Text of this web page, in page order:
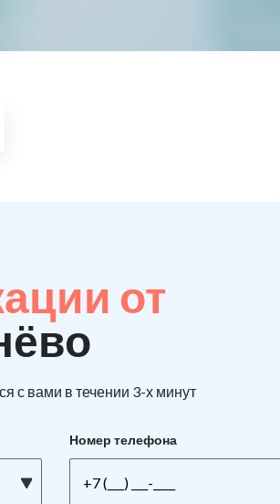
от
с вами в течении 3-х минут
Номер телефона